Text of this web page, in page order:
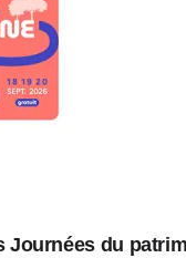
Journées du